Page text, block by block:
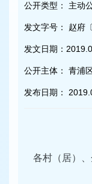
公开类型： 主动
发文字号： 赵府
发文日期：
公开主体： 青浦
发布日期：
各村（居）